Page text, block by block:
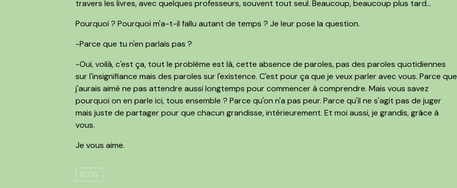
travers les livres, avec quelques professeurs, souvent tout seul. Beaucoup, beaucoup plus tard...
Pourquoi ? Pourquoi m'a-t-il fallu autant de temps ? Je leur pose la question.
-Parce que tu n'en parlais pas ?
-Oui, voilà, c'est ça, tout le problème est là, cette absence de paroles, pas des paroles quotidiennes
sur l'insignifiance mais des paroles sur l'existence. C'est pour ça que je veux parler avec vous. Parce que
j'aurais aimé ne pas attendre aussi longtemps pour commencer à comprendre. Mais vous savez
pourquoi on en parle ici, tous ensemble ? Parce qu'on n'a pas peur. Parce qu'il ne s'agit pas de juger
mais juste de partager pour que chacun grandisse, intérieurement. Et moi aussi, je grandis, grâce à
vous.
Je vous aime.
BLOG